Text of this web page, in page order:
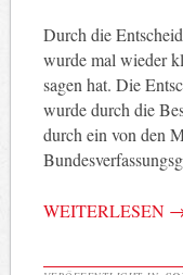
Durch die
wurde mal wieder
sagen hat. Die
wurde durch die
durch ein von den
WEITERLESEN